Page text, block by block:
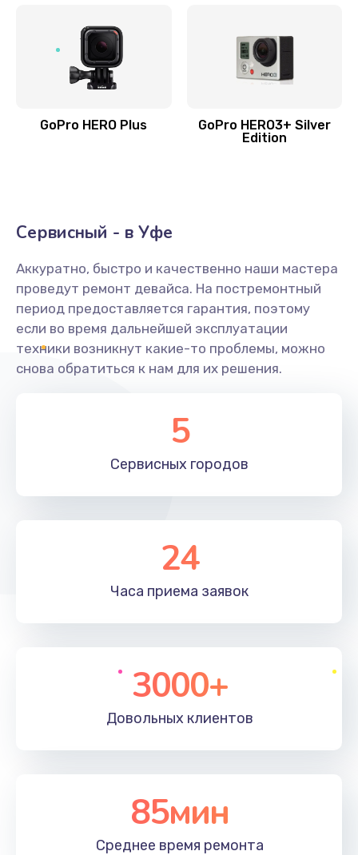
GoPro HERO Plus
GoPro HERO3+ Silver
Edition
Сервисный - в Уфе
Аккуратно, быстро и качественно наши мастера
проведут ремонт девайса. На постремонтный
период предоставляется гарантия, поэтому
если во время дальнейшей эксплуатации
техники возникнут какие-то проблемы, можно
снова обратиться к нам для их решения.
5
Сервисных городов
24
Часа приема заявок
3000+
Довольных клиентов
85мин
Среднее время ремонта